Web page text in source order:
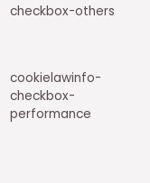
checkbox-others
cookielawinfo-
checkbox-
performance